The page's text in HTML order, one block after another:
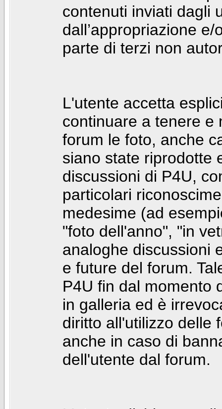
contenuti inviati dagli
dall’appropriazione
parte di terzi non
L'utente accetta
continuare a tenere e
forum le foto, anche
siano state riprodotte
discussioni di P4U,
particolari
medesime (ad
"foto dell'anno", "in
analoghe discussioni
e future del forum.
P4U fin dal momento
in galleria ed è
diritto all'utilizzo delle
anche in caso di
dell'utente dal forum.